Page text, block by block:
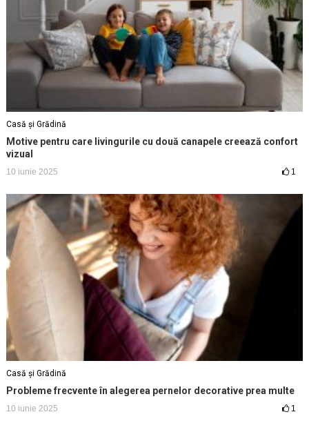
Casă și Grădină
Motive pentru care livingurile cu două canapele creează confort
vizual
10 iunie 2025 1
Casă și Grădină
Probleme frecvente în alegerea pernelor decorative prea multe
10 iunie 2025 1